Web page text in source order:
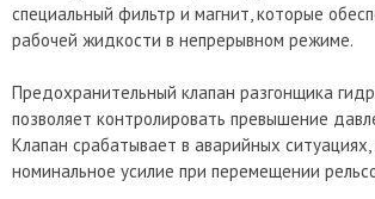
специальный фильтр и магнит, которые
рабочей жидкости в непрерывном режиме.
Предохранительный клапан разгонщика
позволяет контролировать превышение
Клапан срабатывает в аварийных
номинальное усилие при перемещении